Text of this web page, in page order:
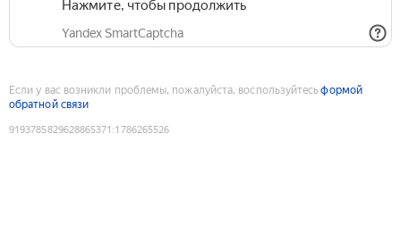
Нажмите, чтобы продолжить
Yandex SmartCaptcha
Если у вас возникли проблемы, пожалуйста, воспользуйтесьформой
обратной связи
9193785829628865371 :1786265526